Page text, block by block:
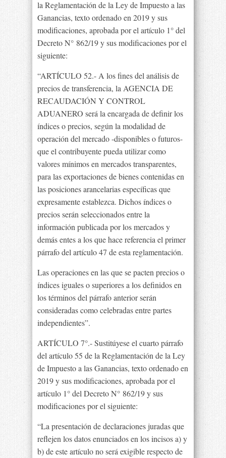
la Reglamentación de la Ley de Impuesto a las
Ganancias, texto ordenado en 2019 y sus
modificaciones, aprobada por el artículo 1° del
Decreto N° 862/19 y sus modificaciones por el
siguiente:
“ARTÍCULO 52.- A los fines del análisis de
precios de transferencia, la AGENCIA DE
RECAUDACIÓN Y CONTROL
ADUANERO será la encargada de definir los
índices o precios, según la modalidad de
operación del mercado -disponibles o futuros-
que el contribuyente pueda utilizar como
valores mínimos en mercados transparentes,
para las exportaciones de bienes contenidas en
las posiciones arancelarias específicas que
expresamente establezca. Dichos índices o
precios serán seleccionados entre la
información publicada por los mercados y
demás entes a los que hace referencia el primer
párrafo del artículo 47 de esta reglamentación.
Las operaciones en las que se pacten precios o
índices iguales o superiores a los definidos en
los términos del párrafo anterior serán
consideradas como celebradas entre partes
independientes”.
ARTÍCULO 7°.- Sustitúyese el cuarto párrafo
del artículo 55 de la Reglamentación de la Ley
de Impuesto a las Ganancias, texto ordenado en
2019 y sus modificaciones, aprobada por el
artículo 1° del Decreto N° 862/19 y sus
modificaciones por el siguiente:
“La presentación de declaraciones juradas que
reflejen los datos enunciados en los incisos a) y
b) de este artículo no será exigible respecto de